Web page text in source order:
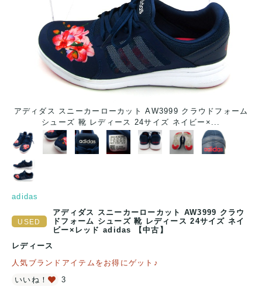
アディダス スニーカーローカット AW3999 クラウドフォーム
シューズ 靴 レディース 24サイズ ネイビー×...
adidas
アディダス スニーカーローカット AW3999 クラウ
ドフォーム シューズ 靴 レディース 24サイズ ネイ
ビー×レッド adidas 【中古】
レディース
人気ブランドアイテムをお得にゲット♪
いいね！
3